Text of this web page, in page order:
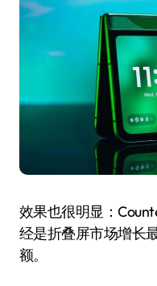
效果也很明显：
经是折叠屏市场增长
额。